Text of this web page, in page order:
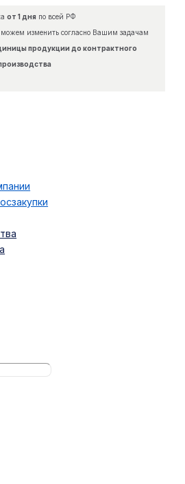
от 1 дняпо всей РФ
можем изменить согласно Вашим задачам
продукции до контрактного